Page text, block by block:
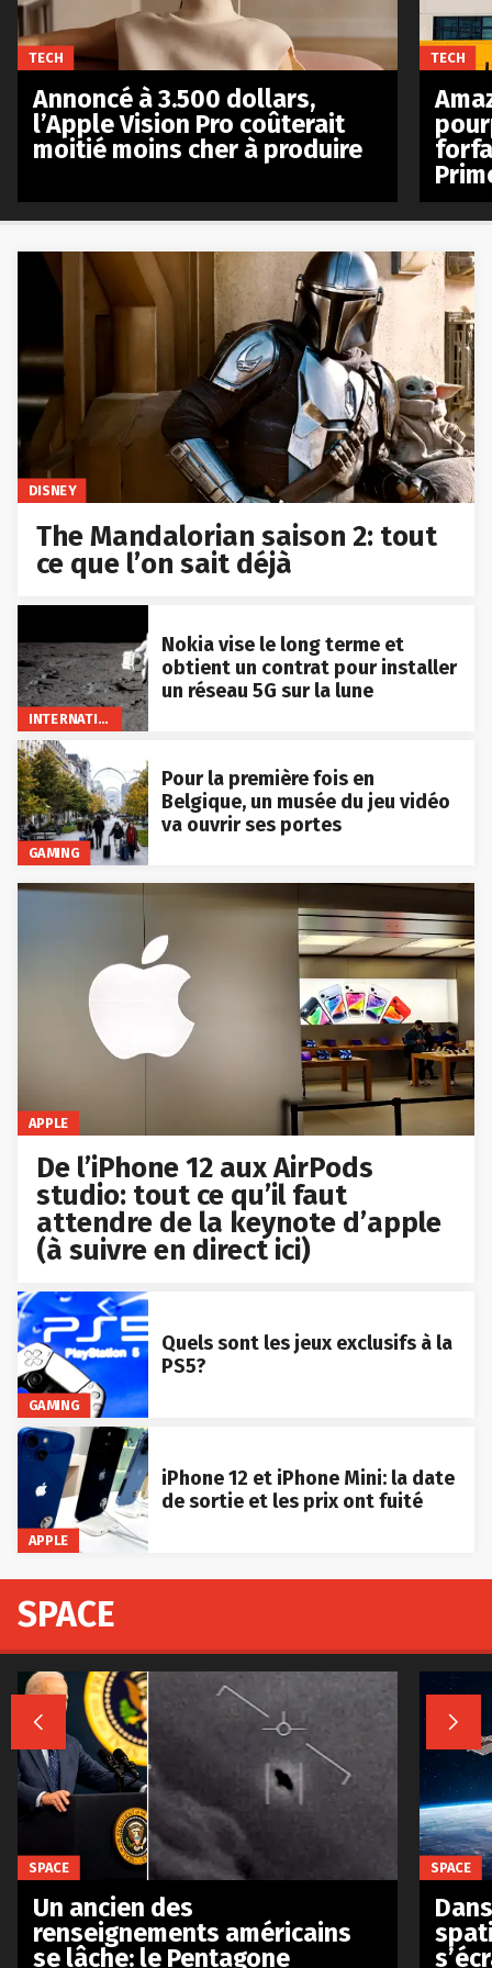
DISNEY
The Mandalorian saison 2: tout
ce que l’on sait déjà
INTERNATIONAL
Nokia vise le long terme et
obtient un contrat pour installer
un réseau 5G sur la lune
GAMING
Pour la première fois en
Belgique, un musée du jeu vidéo
va ouvrir ses portes
APPLE
De l’iPhone 12 aux AirPods
studio: tout ce qu’il faut
attendre de la keynote d’apple
(à suivre en direct ici)
GAMING
Quels sont les jeux exclusifs à la
PS5?
APPLE
iPhone 12 et iPhone Mini: la date
de sortie et les prix ont fuité
TECH
Annoncé à 3.500 dollars,
l’Apple Vision Pro coûterait
moitié moins cher à produire
TECH
SPACE
 
SPACE
Un ancien des
renseignements américains
se lâche: le Pentagone
SPACE